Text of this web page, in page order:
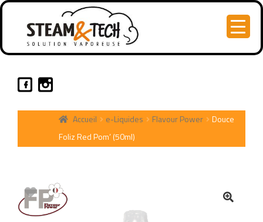
Accueil e-Liquides Flavour Power
Douce
Foliz Red Pom’ (50ml)